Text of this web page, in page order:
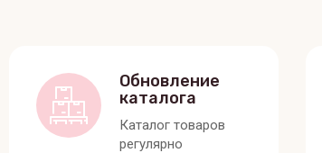
Обновление
каталога
Каталог товаров
регулярно